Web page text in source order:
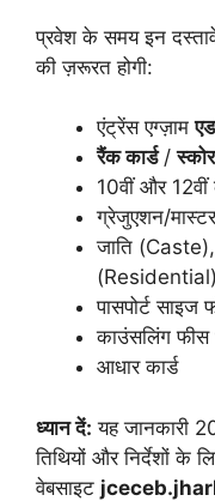
प्रवेश के समय इन
की ज़रूरत होगी:
एंट्रेंस एग्ज़ाम
रैंक कार्ड/
10वीं और 12वीं
ग्रेजुएशन/
जाति
(Residential)
पासपोर्ट साइज
काउंसलिंग फीस
आधार कार्ड
ध्यान दें: यह जानकारी
तिथियों और निर्देशों के
वेबसाइट